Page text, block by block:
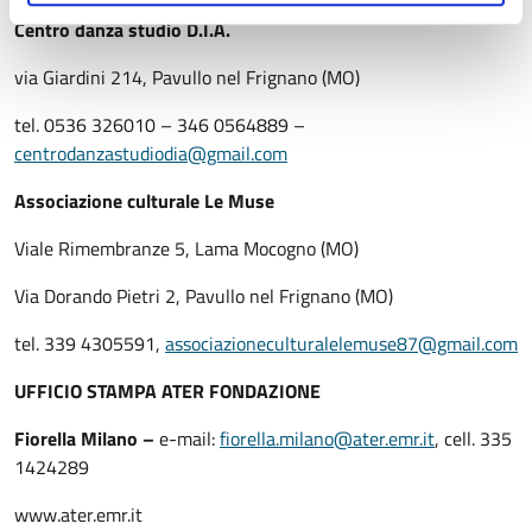
Centro danza studio D.I.A.
via Giardini 214, Pavullo nel Frignano (MO)
tel. 0536 326010 – 346 0564889 –
centrodanzastudiodia@gmail.com
Associazione culturale Le Muse
Viale Rimembranze 5, Lama Mocogno (MO)
Via Dorando Pietri 2, Pavullo nel Frignano (MO)
tel. 339 4305591, associazioneculturalelemuse87@gmail.com
UFFICIO STAMPA ATER FONDAZIONE
Fiorella Milano – e-mail:fiorella.milano@ater.emr.it, cell. 335
1424289
www.ater.emr.it